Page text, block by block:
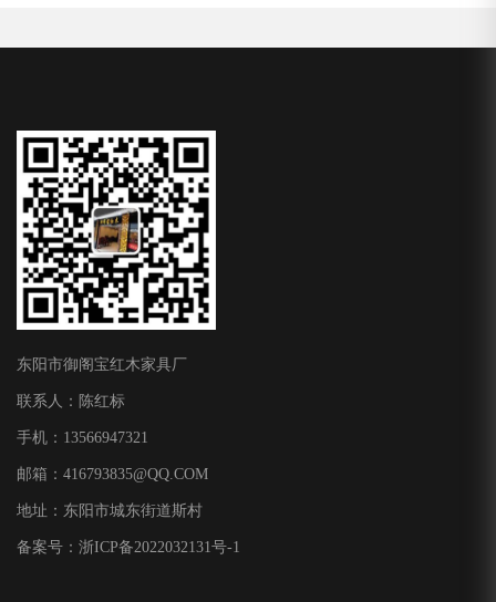
东阳市御阁宝红木家具厂
联系人：陈红标
手机：13566947321
邮箱： 416793835@QQ.COM
地址：东阳市城东街道斯村
备案号： 浙ICP备2022032131号-1